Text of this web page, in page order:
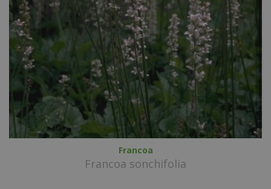
Francoa
Francoa sonchifolia